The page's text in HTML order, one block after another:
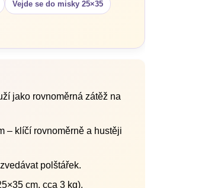
Vejde se do misky 25×35
jako rovnoměrná zátěž na
– klíčí rovnoměrně a hustěji
polštářek.
cm, cca 3 kg).